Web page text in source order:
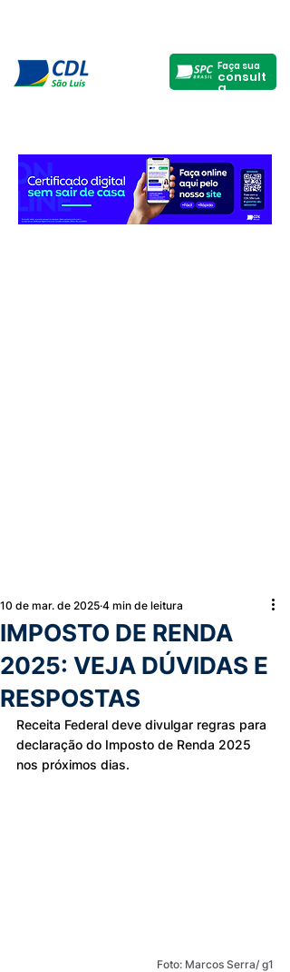
Faça sua
consult
a
IMPOSTO DE RENDA
2025: VEJA DÚVIDAS E
RESPOSTAS
10 de mar. de 2025 4 min de leitura
Receita Federal deve divulgar regras para
declaração do Imposto de Renda 2025
nos próximos dias.
Foto: Marcos Serra/ g1